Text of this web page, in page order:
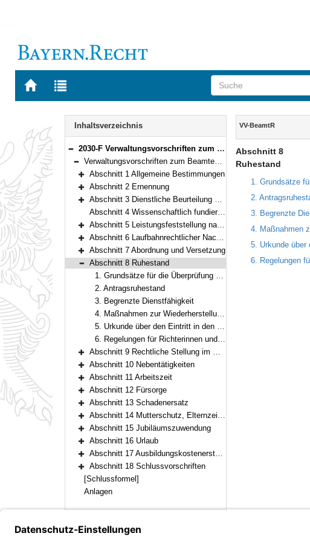
Zur
BAYERN.RECHT
Zur
letzten
Navigation
Inhaltsverzeichnis
Bereich reduzieren
2030-F Verwaltungsvorschriften zum Beamtenrecht (VV-BeamtR) Bekanntmachung des Bayerischen Staatsministeriums der Finanzen vom 13. Juli 2009, Az. 21-P 1003/1-023-19 952/09 (FMBl. S. 190) (StAnz. Nr. 35)
Bereich reduzieren
Verwaltungsvorschriften zum Beamtenrecht
Bereich erweitern
Abschnitt 1 Allgemeine Bestimmungen
Bereich erweitern
Abschnitt 2 Ernennung
Bereich erweitern
Abschnitt 3 Dienstliche Beurteilung – allgemeine Beurteilungsrichtlinien
Abschnitt 4 Wissenschaftlich fundierte Auswahlverfahren
Bereich erweitern
Abschnitt 5 Leistungsfeststellung nach Art. 30, 66 BayBesG in Verbindung mit Art. 62 LlbG
Bereich erweitern
Abschnitt 6 Laufbahnrechtlicher Nachteilsausgleich für Zeiten gemäß Art. 15 Abs. 3 Satz 1 Nr. 2 LlbG
Bereich erweitern
Abschnitt 7 Abordnung und Versetzung
Bereich reduzieren
Abschnitt 8 Ruhestand
1. Grundsätze für die Überprüfung der Dienstfähigkeit von Beamtinnen und Beamten
2. Antragsruhestand
3. Begrenzte Dienstfähigkeit
4. Maßnahmen zur Wiederherstellung der Dienstfähigkeit – Anordnung und Kostentragung
5. Urkunde über den Eintritt in den Ruhestand
6. Regelungen für Richterinnen und Richter
Bereich erweitern
Abschnitt 9 Rechtliche Stellung im Beamtenverhältnis
Bereich erweitern
Abschnitt 10 Nebentätigkeiten
Bereich erweitern
Abschnitt 11 Arbeitszeit
Bereich erweitern
Abschnitt 12 Fürsorge
Bereich erweitern
Abschnitt 13 Schadenersatz
Bereich erweitern
Abschnitt 14 Mutterschutz, Elternzeit, Schwerbehinderung, Arbeitsschutz, Jugendarbeitsschutz
Bereich erweitern
Abschnitt 15 Jubiläumszuwendung
Bereich erweitern
Abschnitt 16 Urlaub
Bereich erweitern
Abschnitt 17 Ausbildungskostenerstattung beim Dienstherrnwechsel
Bereich erweitern
Abschnitt 18 Schlussvorschriften
[Schlussformel]
Anlagen
Inhalt
VV-BeamtR
Abschnitt 8
Ruhestand
1. Grundsätze
2.
3. Begrenzte
4. Maßnahmen
5. Urkunde über
6. Regelungen